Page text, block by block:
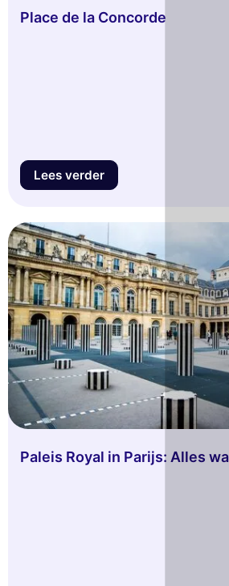
Place de la Concorde
Lees verder
Paleis Royal in Parijs: Alles